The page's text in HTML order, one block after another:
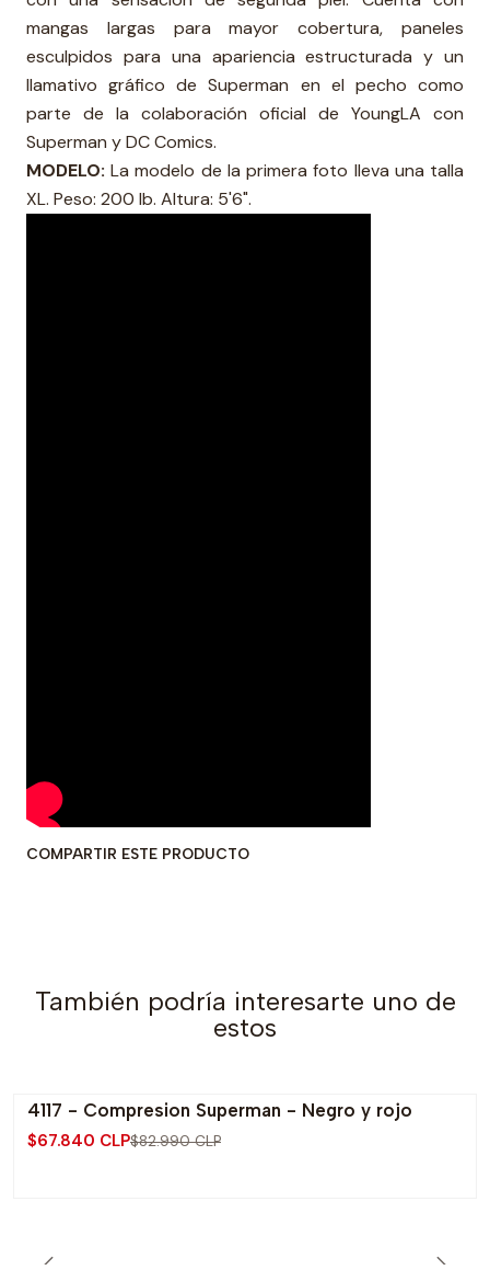
mangas largas para mayor cobertura, paneles
esculpidos para una apariencia estructurada y un
llamativo gráfico de Superman en el pecho como
parte de la colaboración oficial de YoungLA con
Superman y DC Comics.
MODELO: La modelo de la primera foto lleva una talla
XL. Peso: 200 lb. Altura: 5'6".
COMPARTIR ESTE PRODUCTO
También podría interesarte uno de
estos
-18% OFF
4117 - Compresion Superman - Negro y rojo
$67.840 CLP$82.990 CLP